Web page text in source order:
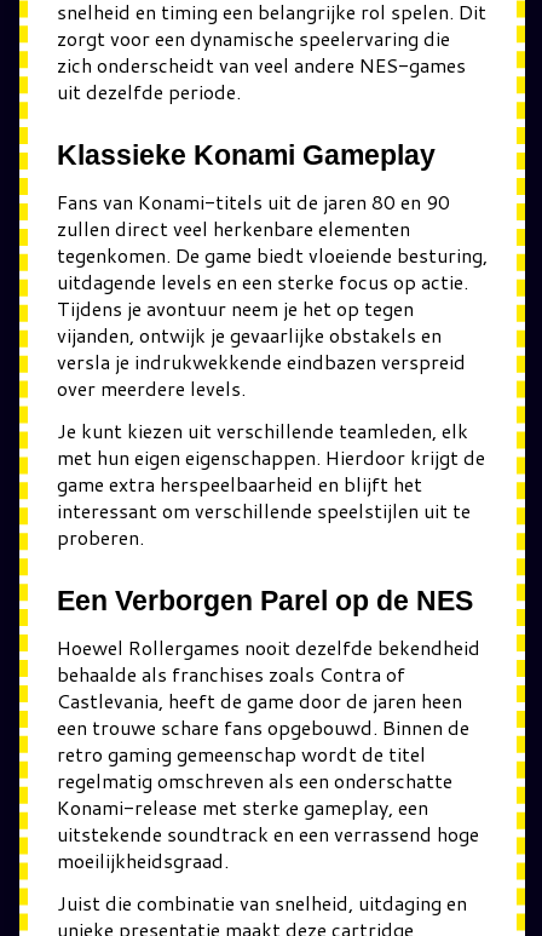
snelheid en timing een belangrijke rol spelen. Dit
zorgt voor een dynamische speelervaring die
zich onderscheidt van veel andere NES-games
uit dezelfde periode.
Klassieke Konami Gameplay
Fans van Konami-titels uit de jaren 80 en 90
zullen direct veel herkenbare elementen
tegenkomen. De game biedt vloeiende besturing,
uitdagende levels en een sterke focus op actie.
Tijdens je avontuur neem je het op tegen
vijanden, ontwijk je gevaarlijke obstakels en
versla je indrukwekkende eindbazen verspreid
over meerdere levels.
Je kunt kiezen uit verschillende teamleden, elk
met hun eigen eigenschappen. Hierdoor krijgt de
game extra herspeelbaarheid en blijft het
interessant om verschillende speelstijlen uit te
proberen.
Een Verborgen Parel op de NES
Hoewel Rollergames nooit dezelfde bekendheid
behaalde als franchises zoals Contra of
Castlevania, heeft de game door de jaren heen
een trouwe schare fans opgebouwd. Binnen de
retro gaming gemeenschap wordt de titel
regelmatig omschreven als een onderschatte
Konami-release met sterke gameplay, een
uitstekende soundtrack en een verrassend hoge
moeilijkheidsgraad.
Juist die combinatie van snelheid, uitdaging en
unieke presentatie maakt deze cartridge